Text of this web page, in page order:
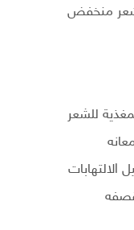
منخفض
للشعر
الالتهابات